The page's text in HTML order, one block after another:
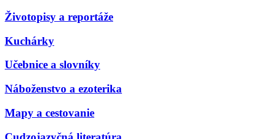
Životopisy a reportáže
Kuchárky
Učebnice a slovníky
Náboženstvo a ezoterika
Mapy a cestovanie